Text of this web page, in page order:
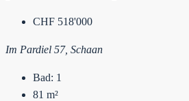
CHF 518'000
Im Pardiel 57, Schaan
Bad: 1
81 m²